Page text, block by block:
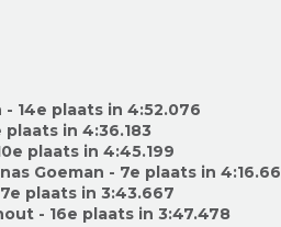
- 14e plaats in 4:52.076
in 4:36.183
plaats in 4:45.199
Goeman - 7e plaats in 4:16.66
plaats in 3:43.667
- 16e plaats in 3:47.478